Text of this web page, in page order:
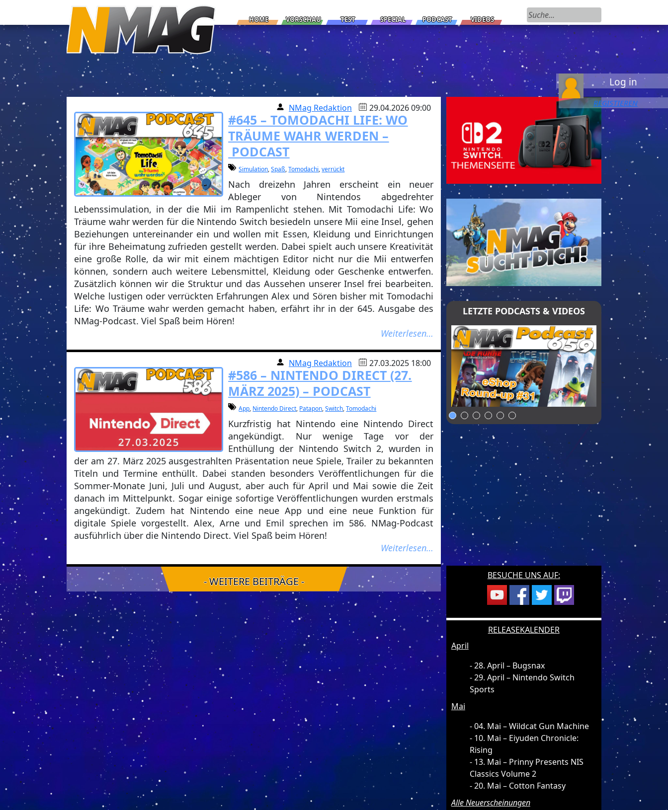
HOME VORSCHAU TEST SPECIAL PODCAST VIDEOS
Suchen nach:
Log in
REGISTIEREN
NMag Redaktion 29.04.2026 09:00
#645 – TOMODACHI LIFE: WO
TRÄUME WAHR WERDEN –
PODCAST
Simulation,Spaß,Tomodachi,verrückt
Nach dreizehn Jahren erscheint ein neuer
Ableger von Nintendos abgedrehter
Lebenssimulation, in der die Mii im Rampenlicht stehen. Mit Tomodachi Life: Wo
Träume wahr werden für die Nintendo Switch besiedeln unsere Mii eine Insel, gehen
Beziehungen untereinander ein und wollen mit Essen, Kleidung und Einrichtungen
für ihre Beheimatung zufrieden gestellt werden. Dabei spielt auch unsere Kreativität
eine große Rolle, da wir mit einem mächtigen Editor nicht nur die Mii entwerfen
können, sondern auch weitere Lebensmittel, Kleidung oder Geschenke entwerfen.
Zusätzlich können wir die Struktur und das Aussehen unserer Insel frei bearbeiten.
Welche lustigen oder verrückten Erfahrungen Alex und Sören bisher mit Tomodachi
Life: Wo Träume wahr werden gemacht haben, erfährt ihr in der 645. Ausgabe des
NMag-Podcast. Viel Spaß beim Hören!
Weiterlesen…
NMag Redaktion 27.03.2025 18:00
#586 – NINTENDO DIRECT (27.
MÄRZ 2025) – PODCAST
App, Nintendo Direct, Patapon,Switch,Tomodachi
Kurzfristig hat Nintendo eine Nintendo Direct
angekündigt. Nur wenige Tage vor der
Enthüllung der Nintendo Switch 2, wurden in
der am 27. März 2025 ausgestrahlten Präsentation neue Spiele, Trailer zu bekannten
Titeln und Termine enthüllt. Dabei standen besonders Veröffentlichungen für die
Sommer-Monate Juni, Juli und August, aber auch für April und Mai sowie die Zeit
danach im Mittelpunkt. Sogar einige sofortige Veröffentlichungen wurden erstmals
angekündigt. Zudem hat Nintendo eine neue App und eine neue Funktion für
digitale Spiele vorgestellt. Alex, Arne und Emil sprechen im 586. NMag-Podcast
ausführlich über die Nintendo Direct. Viel Spaß beim Hören!
Weiterlesen…
- WEITERE BEITRÄGE -
LETZTE PODCASTS & VIDEOS
BESUCHE UNS AUF:
RELEASEKALENDER
April
28. April – Bugsnax
29. April – Nintendo Switch
Sports
Mai
04. Mai – Wildcat Gun Machine
10. Mai – Eiyuden Chronicle:
Rising
13. Mai – Prinny Presents NIS
Classics Volume 2
20. Mai – Cotton Fantasy
Alle Neuerscheinungen